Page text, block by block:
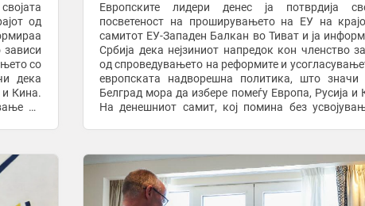
од
зависи
со
дека
и Кина.
на
Европските лидери денес ја потврдија
посветеност на проширувањето на ЕУ на
самитот ЕУ-Западен Балкан во Тиват и ја
Србија дека нејзиниот напредок кон членство
од спроведувањето на реформите и
европската надворешна политика, што значи
Белград мора да избере помеѓу Европа, Русија и
На денешниот самит, кој помина без